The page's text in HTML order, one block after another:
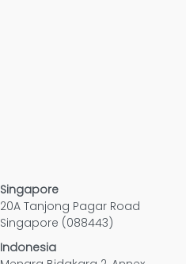
Singapore
20A Tanjong Pagar Road
Singapore (088443)
Indonesia